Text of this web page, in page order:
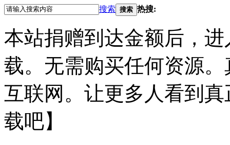
搜索 搜索 热搜:
本站捐赠到达金额后，
载。无需购买任何资源
互联网。让更多人看到
载吧】